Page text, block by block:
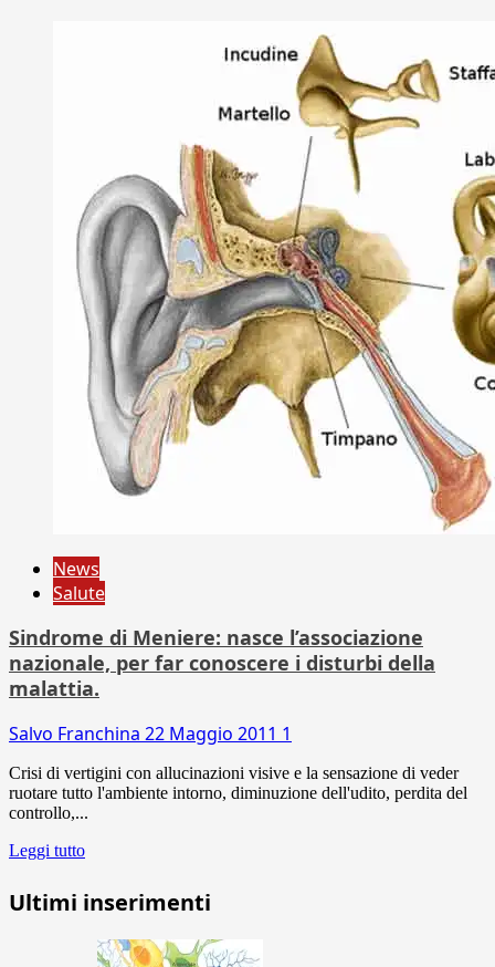
News
Salute
Sindrome di Meniere: nasce l’associazione
nazionale, per far conoscere i disturbi della
malattia.
Salvo Franchina 22 Maggio 2011 1
Crisi di vertigini con allucinazioni visive e la sensazione di veder
ruotare tutto l'ambiente intorno, diminuzione dell'udito, perdita del
controllo,...
Leggi tutto
Ultimi inserimenti